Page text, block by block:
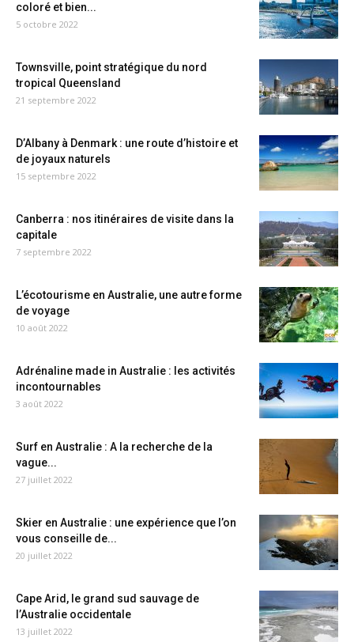
coloré et bien...
5 octobre 2022
Townsville, point stratégique du nord
tropical Queensland
21 septembre 2022
D’Albany à Denmark : une route d’histoire et
de joyaux naturels
15 septembre 2022
Canberra : nos itinéraires de visite dans la
capitale
7 septembre 2022
L’écotourisme en Australie, une autre forme
de voyage
10 août 2022
Adrénaline made in Australie : les activités
incontournables
3 août 2022
Surf en Australie : A la recherche de la
vague...
27 juillet 2022
Skier en Australie : une expérience que l’on
vous conseille de...
20 juillet 2022
Cape Arid, le grand sud sauvage de
l’Australie occidentale
13 juillet 2022